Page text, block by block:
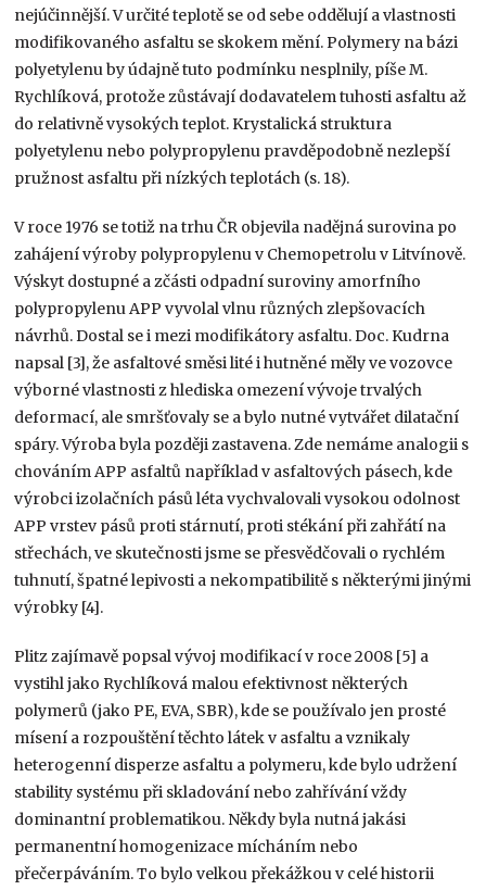
nejúčinnější. V určité teplotě se od sebe oddělují a vlastnosti
modifikovaného asfaltu se skokem mění. Polymery na bázi
polyetylenu by údajně tuto podmínku nesplnily, píše M.
Rychlíková, protože zůstávají dodavatelem tuhosti asfaltu až
do relativně vysokých teplot. Krystalická struktura
polyetylenu nebo polypropylenu pravděpodobně nezlepší
pružnost asfaltu při nízkých teplotách (s. 18).
V roce 1976 se totiž na trhu ČR objevila nadějná surovina po
zahájení výroby polypropylenu v Chemopetrolu v Litvínově.
Výskyt dostupné a zčásti odpadní suroviny amorfního
polypropylenu APP vyvolal vlnu různých zlepšovacích
návrhů. Dostal se i mezi modifikátory asfaltu. Doc. Kudrna
napsal [3], že asfaltové směsi lité i hutněné měly ve vozovce
výborné vlastnosti z hlediska omezení vývoje trvalých
deformací, ale smršťovaly se a bylo nutné vytvářet dilatační
spáry. Výroba byla později zastavena. Zde nemáme analogii s
chováním APP asfaltů například v asfaltových pásech, kde
výrobci izolačních pásů léta vychvalovali vysokou odolnost
APP vrstev pásů proti stárnutí, proti stékání při zahřátí na
střechách, ve skutečnosti jsme se přesvědčovali o rychlém
tuhnutí, špatné lepivosti a nekompatibilitě s některými jinými
výrobky [4].
Plitz zajímavě popsal vývoj modifikací v roce 2008 [5] a
vystihl jako Rychlíková malou efektivnost některých
polymerů (jako PE, EVA, SBR), kde se používalo jen prosté
mísení a rozpouštění těchto látek v asfaltu a vznikaly
heterogenní disperze asfaltu a polymeru, kde bylo udržení
stability systému při skladování nebo zahřívání vždy
dominantní problematikou. Někdy byla nutná jakási
permanentní homogenizace mícháním nebo
přečerpáváním. To bylo velkou překážkou v celé historii